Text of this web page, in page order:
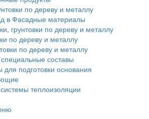
по дереву и металлу
в Фасадные материалы
грунтовки по дереву и металлу
по дереву и металлу
по дереву и металлу
составы
подготовки основания
теплоизоляции